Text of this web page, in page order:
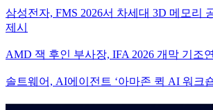
삼성전자, FMS 2026서 차세대 3D 메모리
제시
AMD 잭 후인 부사장, IFA 2026 개막 기조
솔트웨어, AI에이전트 ‘아마존 퀵 AI 워크